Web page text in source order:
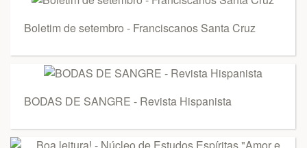
Boletim de setembro - Franciscanos Santa Cruz
BODAS DE SANGRE - Revista Hispanista